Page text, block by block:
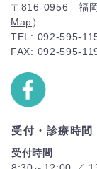
〒816-0956 福岡
Map）
TEL: 092-595-
FAX: 092-595-
受付・診療時間
受付時間